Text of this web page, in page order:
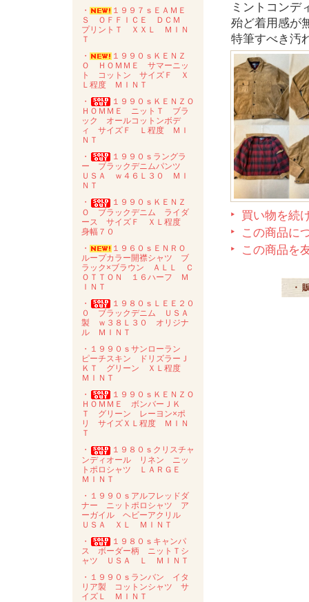
・
１９９７ｓＥＡＭＥ
Ｓ ＯＦＦＩＣＥ ＤＣＭ
プリントＴ ＸＸＬ ＭＩＮ
Ｔ
・
１９９０ｓＫＥＮＺ
Ｏ ＨＯＭＭＥ サマーニッ
ト コットン サイズＦ Ｘ
Ｌ程度 ＭＩＮＴ
・
１９９０ｓＫＥＮＺＯ
ＨＯＭＭＥ ニットＴ ブラ
ック オールコットンボデ
ィ サイズＦ Ｌ程度 ＭＩ
ＮＴ
・
１９９０ｓラングラ
ー ブラックデニムパンツ
ＵＳＡ ｗ４６Ｌ３０ ＭＩ
ＮＴ
・
１９９０ｓＫＥＮＺ
Ｏ ブラックデニム ライダ
ース サイズＦ ＸＬ程度
身幅７０
・
１９６０ｓＥＮＲＯ
ループカラー開襟シャツ ブ
ラック×ブラウン ＡＬＬ Ｃ
ＯＴＴＯＮ １６ハーフ Ｍ
ＩＮＴ
・
１９８０ｓＬＥＥ２０
０ ブラックデニム ＵＳＡ
製 ｗ３８Ｌ３０ オリジナ
ル ＭＩＮＴ
・１９９０ｓサンローラン
ピーチスキン ドリズラーＪ
ＫＴ グリーン ＸＬ程度
ＭＩＮＴ
・
１９９０ｓＫＥＮＺＯ
ＨＯＭＭＥ ボンバーＪＫ
Ｔ グリーン レーヨン×ポ
リ サイズＸＬ程度 ＭＩＮ
Ｔ
・
１９８０ｓクリスチャ
ンディオール リネン ニッ
トポロシャツ ＬＡＲＧＥ
ＭＩＮＴ
・１９９０ｓアルフレッドダ
ナー ニットポロシャツ ア
ーガイル ヘビーアクリル
ＵＳＡ ＸＬ ＭＩＮＴ
・
１９８０ｓキャンパ
ス ボーダー柄 ニットＴシ
ャツ ＵＳＡ Ｌ ＭＩＮＴ
・１９９０ｓランバン イタ
リア製 コットンシャツ サ
イズＬ ＭＩＮＴ
ミントコンデ
殆ど着用感が
特筆すべき汚
買い物を続
この商品に
この商品を
・